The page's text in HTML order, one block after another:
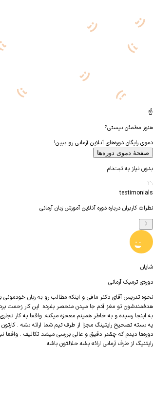
آنلاین آرمانی رو ببین!
دوره آنلاین آموزش زبان آرمانی
دکتر مافی و اینکه مطالب رو به زبان خودمونی با برنامه منظم
آدم جا میدن منحصر بفرده. این کار زحمت برده ، کار برده،
و به خاطر همینم معجزه میکنه. واقعا یه کار تجاری نیست
مجزا از طرف تیم شما ارائه بشه . کارتون حرف نداره.
چقدر دقیق و عالی بررسی میشد تکالیف . واقعا نیازه این
ارائه بشه.حلالتون باشه.